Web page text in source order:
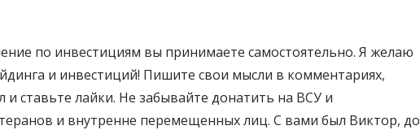
по инвестициям вы принимаете самостоятельно. Я желаю
и инвестиций! Пишите свои мысли в комментариях,
и ставьте лайки. Не забывайте донатить на ВСУ и
и внутренне перемещенных лиц. С вами был Виктор, до